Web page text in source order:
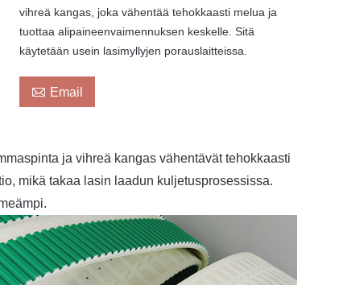
vihreä kangas, joka vähentää tehokkaasti melua ja
tuottaa alipaineenvaimennuksen keskelle. Sitä
käytetään usein lasimyllyjen porauslaitteissa.
 Email
ja vihreä kangas vähentävät tehokkaasti
mikä takaa lasin laadun kuljetusprosessissa.